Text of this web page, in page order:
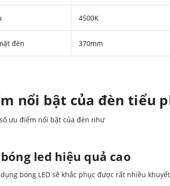
4500K
đèn 370mm
nổi bật của đèn tiểu
ưu điểm nổi bật của đèn như
led hiệu quả cao
bóng LED sẽ khắc phục được rất nhiều